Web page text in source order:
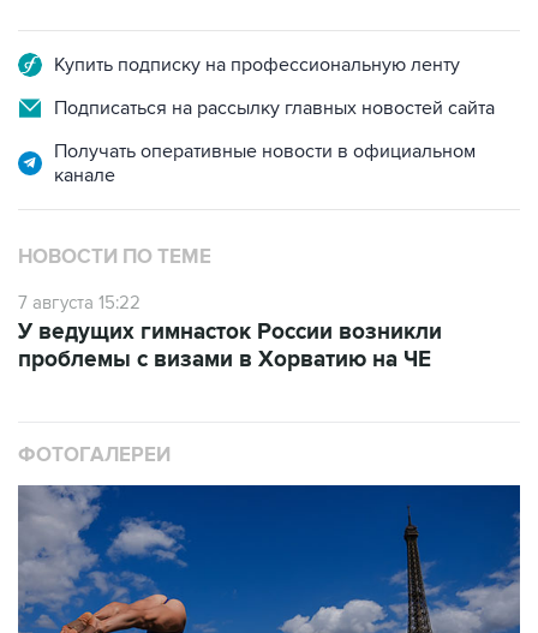
Купить подписку на профессиональную ленту
Подписаться на рассылку главных новостей сайта
Получать оперативные новости в официальном
канале
НОВОСТИ ПО ТЕМЕ
7 августа 15:22
У ведущих гимнасток России возникли
проблемы с визами в Хорватию на ЧЕ
ФОТОГАЛЕРЕИ